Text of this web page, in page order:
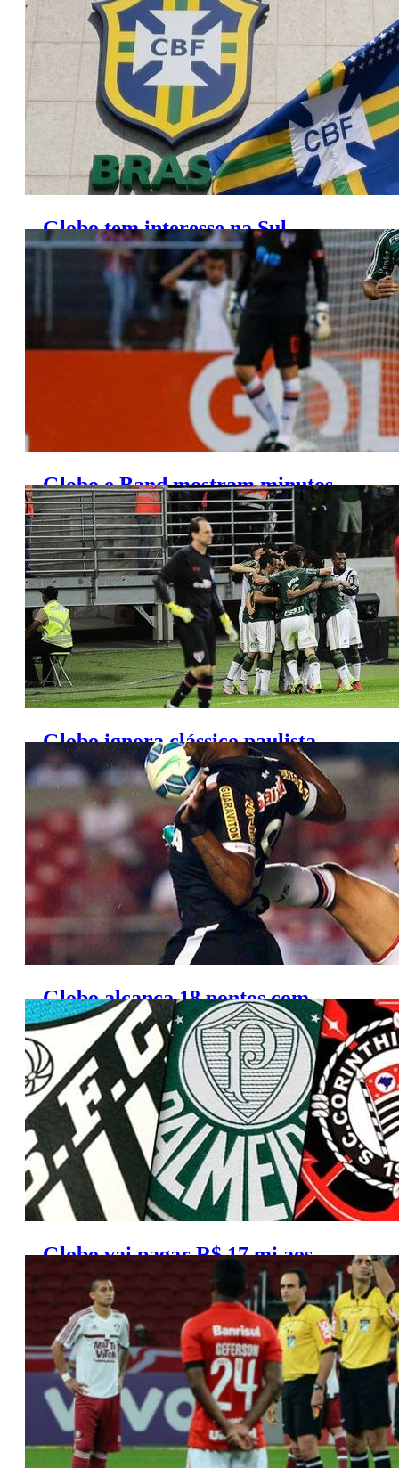
Globo tem interesse na Sul-
Minas-Rio, diz dirigente
Globo e Band mostram minutos
finais de clássico paulista
Globo ignora clássico paulista
para mostrar jogo do Corinthians
Globo alcança 18 pontos com
transmissão de São Paulo e Vasco
Globo vai pagar R$ 17 mi aos
clubes grandes pelo Paulistão